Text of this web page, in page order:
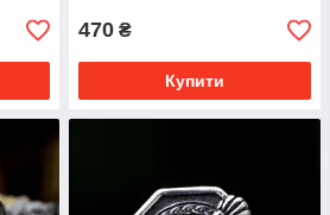
470 ₴
Купити